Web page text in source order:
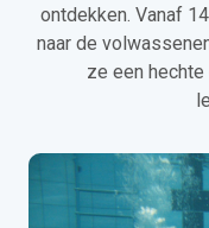
ontdekken. Vanaf
naar de
ze een